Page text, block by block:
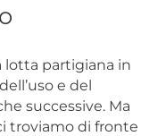
lotta partigiana in
e del
successive. Ma
troviamo di fronte